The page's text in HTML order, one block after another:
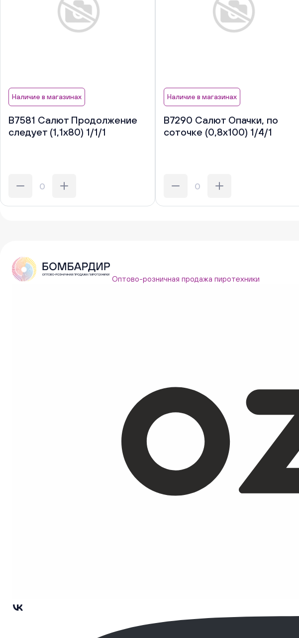
Наличие в магазинах
В7581 Салют Продолжение
следует (1,1х80) 1/1/1
Наличие в магазинах
В7290 Салют Опачки, по
соточке (0,8х100) 1/4/1
Оптово-розничная продажа пиротехники